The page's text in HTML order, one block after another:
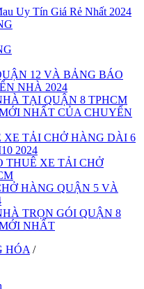
Uy Tín Giá Rẻ Nhất 2024
12 VÀ BẢNG BÁO
NHÀ 2024
TẠI QUẬN 8 TPHCM
NHẤT CỦA CHUYỂN
XE TẢI CHỞ HÀNG DÀI 6
2024
THUÊ XE TẢI CHỞ
HÀNG QUẬN 5 VÀ
TRỌN GÓI QUẬN 8
NHẤT
HÓA /